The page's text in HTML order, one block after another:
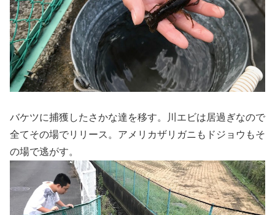
バケツに捕獲したさかな達を移す。川エビは居過ぎなので
全てその場でリリース。アメリカザリガニもドジョウもそ
の場で逃がす。